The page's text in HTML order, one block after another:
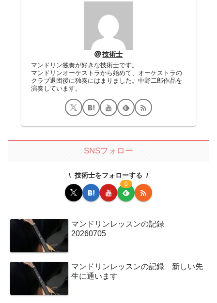
技術士
マンドリン独奏が好きな技術士です。
マンドリンオーケストラから始めて、オーケストラの
クラブ退団後に独奏にはまりました。中野二郎作品を
演奏しています。
SNSフォロー
技術士をフォローする
0
マンドリンレッスンの記録
20260705
マンドリンレッスンの記録 新しい先
生に通います